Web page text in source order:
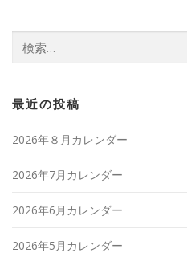
索:
最近の投稿
2026年８月カレンダー
2026年7月カレンダー
2026年6月カレンダー
2026年5月カレンダー